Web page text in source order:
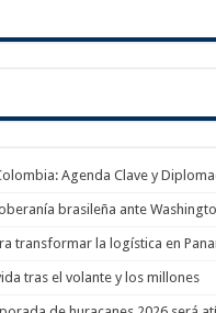
Agenda Clave y
brasileña ante
transformar la logística en
tras el volante y los millones